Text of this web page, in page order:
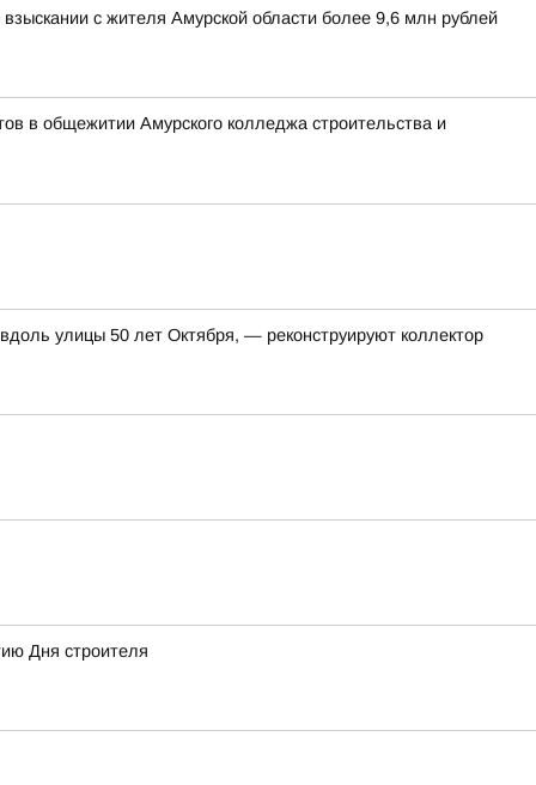
с жителя Амурской области более 9,6 млн рублей
в общежитии Амурского колледжа строительства и
улицы 50 лет Октября, — реконструируют коллектор
Дня строителя